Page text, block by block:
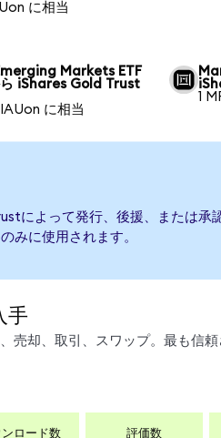
に相当
Markets ETF
iShares Gold Trust
に相当
1
によって発行、後援、または
みに使用されます。
手
売却、取引、スワップ。最も信頼
ンロード数 評価数